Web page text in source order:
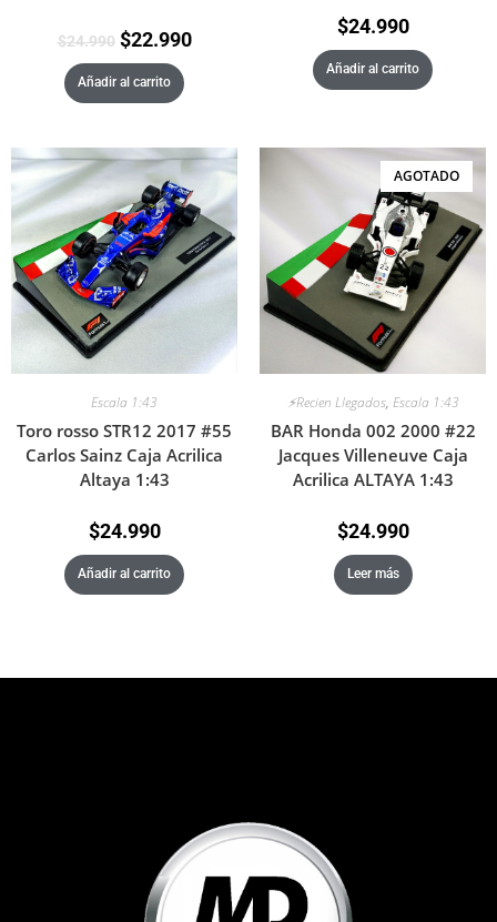
$24.990 $22.990
Añadir al carrito
$24.990
Añadir al carrito
Escala 1:43
Toro rosso STR12 2017 #55
Carlos Sainz Caja Acrilica
Altaya 1:43
$24.990
Añadir al carrito
AGOTADO
⚡Recien Llegados, Escala 1:43
BAR Honda 002 2000 #22
Jacques Villeneuve Caja
Acrilica ALTAYA 1:43
$24.990
Leer más